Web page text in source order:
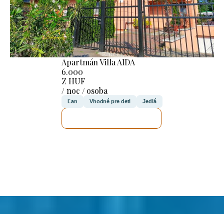
Apartmán Villa AIDA
6.000
Z HUF
/ noc / osoba
Ľan Vhodné pre deti Jedlá